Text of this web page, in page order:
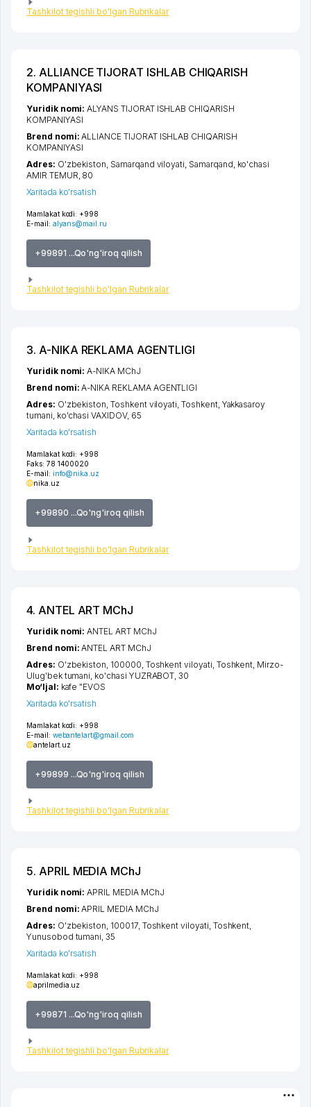
Tashkilot tegishli bo'lgan Rubrikalar
2. ALLIANCE TIJORAT ISHLAB CHIQARISH
KOMPANIYASI
Mamlakat kodi: +998
E-mail: alyans@mail.ru
+99891 ...Qo'ng'iroq qilish
Tashkilot tegishli bo'lgan Rubrikalar
Yuridik nomi:ALYANS TIJORAT ISHLAB CHIQARISH
KOMPANIYASI
Brend nomi:ALLIANCE TIJORAT ISHLAB CHIQARISH
KOMPANIYASI
Adres: O'zbekiston, Samarqand viloyati, Samarqand, ko'chasi
AMIR TEMUR, 80
Xaritada ko'rsatish
3. A-NIKA REKLAMA AGENTLIGI
Mamlakat kodi: +998
Faks: 78 1400020
E-mail: info@nika.uz
nika.uz
+99890 ...Qo'ng'iroq qilish
Tashkilot tegishli bo'lgan Rubrikalar
Yuridik nomi:A-NIKA MChJ
Brend nomi:A-NIKA REKLAMA AGENTLIGI
Adres: O'zbekiston,Toshkent viloyati,Toshkent, Yakkasaroy
tumani, ko'chasi VAXIDOV, 65
Xaritada ko'rsatish
4. ANTEL ART MChJ
Mamlakat kodi: +998
E-mail: webantelart@gmail.com
antelart.uz
+99899 ...Qo'ng'iroq qilish
Tashkilot tegishli bo'lgan Rubrikalar
Yuridik nomi:ANTEL ART MChJ
Brend nomi:ANTEL ART MChJ
Adres: O'zbekiston, 100000, Toshkent viloyati Toshkent Mirzo-
Ulug'bek tumani ko'chasi YUZRABOT , 30
Mo‘ljal: kafe "EVOS
Xaritada ko'rsatish
5. APRIL MEDIA MChJ
Mamlakat kodi: +998
aprilmedia.uz
+99871 ...Qo'ng'iroq qilish
Tashkilot tegishli bo'lgan Rubrikalar
Yuridik nomi:APRIL MEDIA MChJ
Brend nomi:APRIL MEDIA MChJ
Adres: O'zbekiston, 100017, Toshkent viloyati Toshkent
Yunusobod tumani , 35
Xaritada ko'rsatish